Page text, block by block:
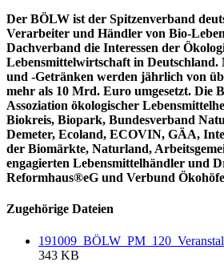
Der BÖLW ist der Spitzenverband
Verarbeiter und Händler von Bio-
Dachverband die Interessen der
Lebensmittelwirtschaft in
und -Getränken werden jährlich von
mehr als 10 Mrd. Euro umgesetzt. Die
Assoziation ökologischer
Biokreis, Biopark, Bundesverband
Demeter, Ecoland, ECOVIN, GÄA,
der Biomärkte, Naturland,
engagierten Lebensmittelhändler und
Reformhaus®eG und Verbund
Zugehörige Dateien
343 KB